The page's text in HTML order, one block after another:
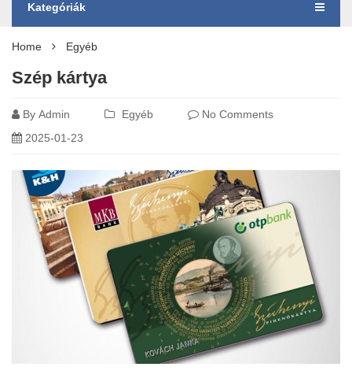
Kategóriák
Home Egyéb
Szép kártya
By Admin Egyéb
No Comments
2025-01-23